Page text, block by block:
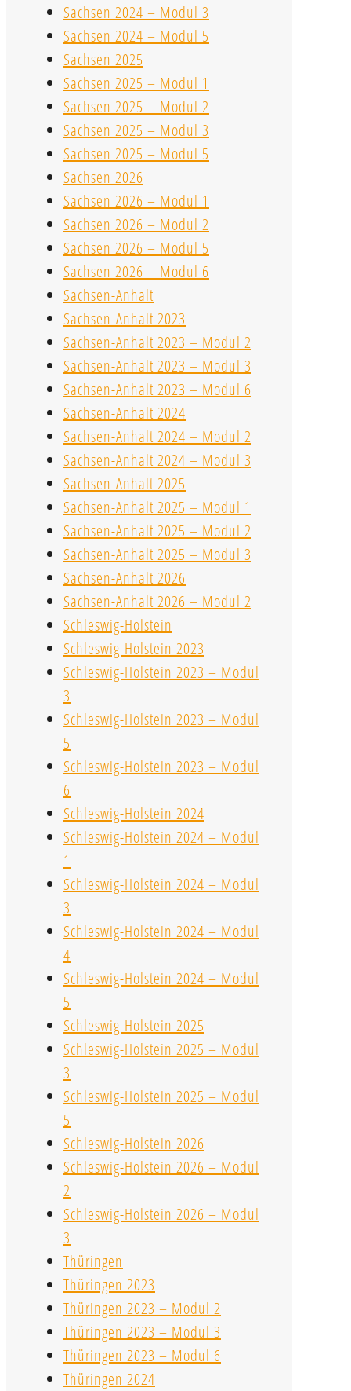
Sachsen 2024 – Modul 3
Sachsen 2024 – Modul 5
Sachsen 2025
Sachsen 2025 – Modul 1
Sachsen 2025 – Modul 2
Sachsen 2025 – Modul 3
Sachsen 2025 – Modul 5
Sachsen 2026
Sachsen 2026 – Modul 1
Sachsen 2026 – Modul 2
Sachsen 2026 – Modul 5
Sachsen 2026 – Modul 6
Sachsen-Anhalt
Sachsen-Anhalt 2023
Sachsen-Anhalt 2023 – Modul 2
Sachsen-Anhalt 2023 – Modul 3
Sachsen-Anhalt 2023 – Modul 6
Sachsen-Anhalt 2024
Sachsen-Anhalt 2024 – Modul 2
Sachsen-Anhalt 2024 – Modul 3
Sachsen-Anhalt 2025
Sachsen-Anhalt 2025 – Modul 1
Sachsen-Anhalt 2025 – Modul 2
Sachsen-Anhalt 2025 – Modul 3
Sachsen-Anhalt 2026
Sachsen-Anhalt 2026 – Modul 2
Schleswig-Holstein
Schleswig-Holstein 2023
Schleswig-Holstein 2023 – Modul
3
Schleswig-Holstein 2023 – Modul
5
Schleswig-Holstein 2023 – Modul
6
Schleswig-Holstein 2024
Schleswig-Holstein 2024 – Modul
1
Schleswig-Holstein 2024 – Modul
3
Schleswig-Holstein 2024 – Modul
4
Schleswig-Holstein 2024 – Modul
5
Schleswig-Holstein 2025
Schleswig-Holstein 2025 – Modul
3
Schleswig-Holstein 2025 – Modul
5
Schleswig-Holstein 2026
Schleswig-Holstein 2026 – Modul
2
Schleswig-Holstein 2026 – Modul
3
Thüringen
Thüringen 2023
Thüringen 2023 – Modul 2
Thüringen 2023 – Modul 3
Thüringen 2023 – Modul 6
Thüringen 2024